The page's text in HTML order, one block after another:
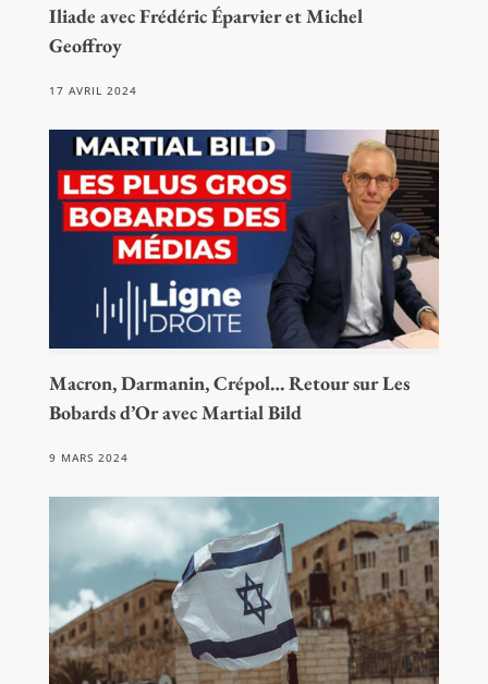
Iliade avec Frédéric Éparvier et Michel
Geoffroy
17 AVRIL 2024
Macron, Darmanin, Crépol… Retour sur Les
Bobards d’Or avec Martial Bild
9 MARS 2024